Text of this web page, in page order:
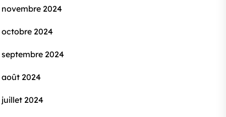
novembre 2024
octobre 2024
septembre 2024
août 2024
juillet 2024